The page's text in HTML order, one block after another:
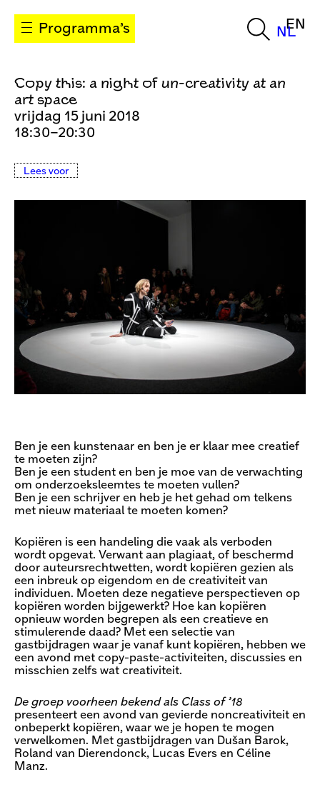
Programma’s NL
EN
Copy this: a night of un-creativity at an
art space
vrijdag 15 juni 2018
18:30–20:30
Lees voor
Ben je een kunstenaar en ben je er klaar mee creatief
te moeten zijn?
Ben je een student en ben je moe van de verwachting
om onderzoeksleemtes te moeten vullen?
Ben je een schrijver en heb je het gehad om telkens
met nieuw materiaal te moeten komen?
Kopiëren is een handeling die vaak als verboden
wordt opgevat. Verwant aan plagiaat, of beschermd
door auteursrechtwetten, wordt kopiëren gezien als
een inbreuk op eigendom en de creativiteit van
individuen. Moeten deze negatieve perspectieven op
kopiëren worden bijgewerkt? Hoe kan kopiëren
opnieuw worden begrepen als een creatieve en
stimulerende daad? Met een selectie van
gastbijdragen waar je vanaf kunt kopiëren, hebben we
een avond met copy-paste-activiteiten, discussies en
misschien zelfs wat creativiteit.
De groep voorheen bekend als Class of ’18
presenteert een avond van gevierde noncreativiteit en
onbeperkt kopiëren, waar we je hopen te mogen
verwelkomen. Met gastbijdragen van Dušan Barok,
Roland van Dierendonck, Lucas Evers en Céline
Manz.